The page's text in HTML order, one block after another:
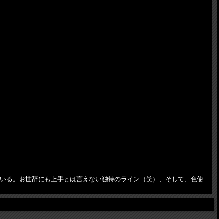
る。お世辞にも上手とは言えない独特のライン（笑）、そして、色使